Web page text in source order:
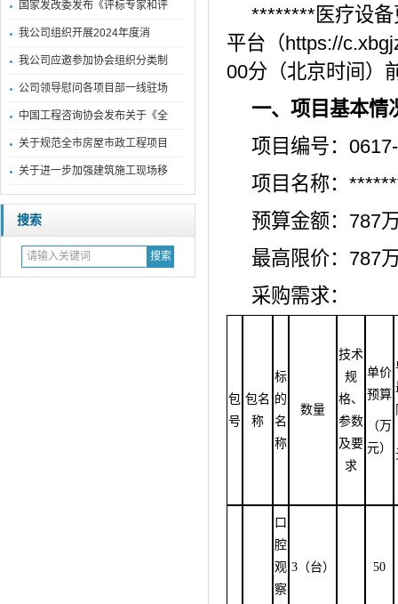
国家发改委发布《评标专家和评
我公司组织开展2024年度消
我公司应邀参加协会组织分类制
公司领导慰问各项目部一线驻场
中国工程咨询协会发布关于《全
关于规范全市房屋市政工程项目
关于进一步加强建筑施工现场移
搜索
********医疗设
平台（https://
00分（北京时间）
一、项目基本情
项目编号：
项目名称：
预算金额： 787
最高限价： 787
采购需求：
包
号
包名
称
标
的
名
称
数量
技术
规
格、
参数
及要
求
单价
预算
（万
元）
口
腔
观
察
3（台） 50